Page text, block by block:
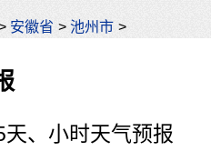
安徽省 >池州市 >
天、小时天气预报